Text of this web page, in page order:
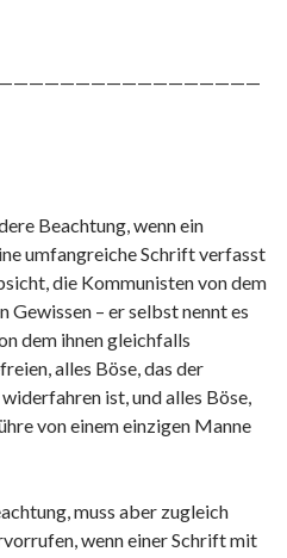
Beachtung, wenn ein
umfangreiche Schrift verfasst
die Kommunisten von dem
Gewissen – er selbst nennt es
dem ihnen gleichfalls
alles Böse, das der
ist, und alles Böse,
von einem einzigen Manne
muss aber zugleich
wenn einer Schrift mit